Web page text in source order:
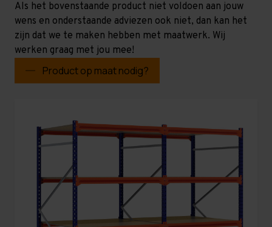
Als het bovenstaande product niet voldoen aan jouw
wens en onderstaande adviezen ook niet, dan kan het
zijn dat we te maken hebben met maatwerk. Wij
werken graag met jou mee!
Product op maat nodig?